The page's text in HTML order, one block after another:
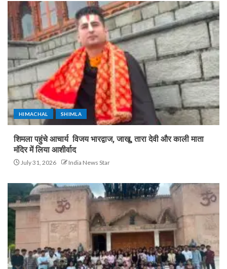
HIMACHAL SHIMLA
शिमला पहुंचे आचार्य विजय भारद्वाज, जाखू, तारा देवी और काली माता
मंदिर में लिया आशीर्वाद
July 31, 2026 India News Star